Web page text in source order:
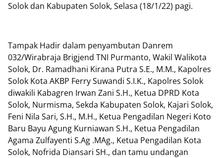
Solok dan Kabupaten Solok, Selasa (18/1/22) pagi.
Tampak Hadir dalam penyambutan Danrem
032/Wirabraja Brigjend TNI Purmanto, Wakil Walikota
Solok, Dr. Ramadhani Kirana Putra S.E., M.M., Kapolres
Solok Kota AKBP Ferry Suwandi S.I.K., Kapolres Solok
diwakili Kabagren Irwan Zani S.H., Ketua DPRD Kota
Solok, Nurmisma, Sekda Kabupaten Solok, Kajari Solok,
Feni Nila Sari, S.H., M.H., Ketua Pengadilan Negeri Koto
Baru Bayu Agung Kurniawan S.H., Ketua Pengadilan
Agama Zulfayenti S.Ag .MAg., Ketua Pengadilan Kota
Solok, Nofrida Diansari SH., dan tamu undangan